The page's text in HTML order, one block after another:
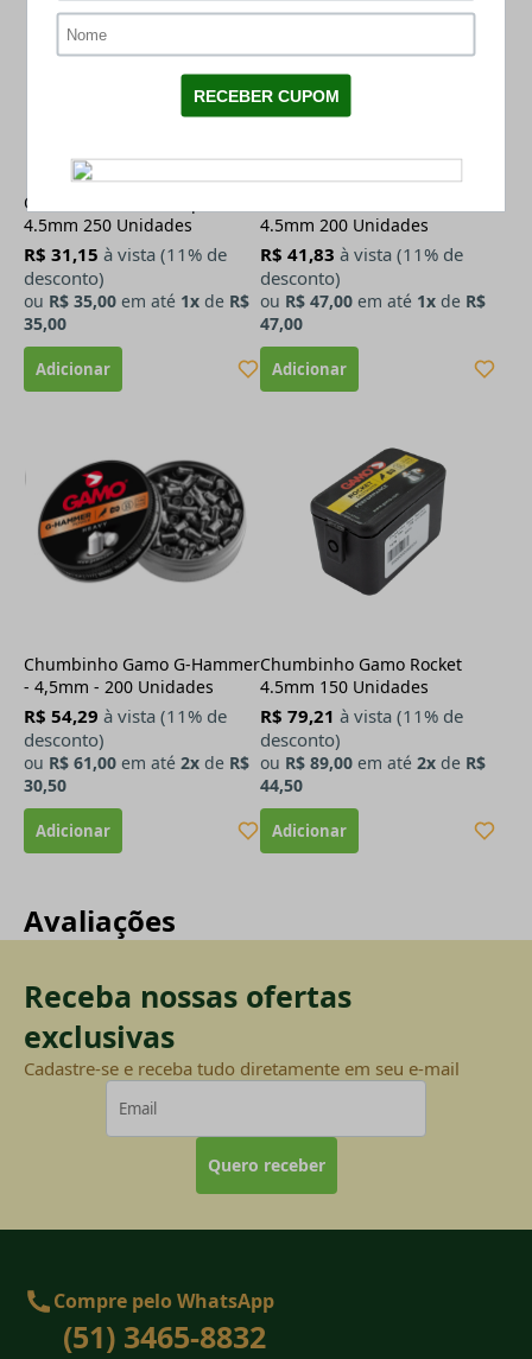
Chumbinho Gamo Expander
4.5mm 250 Unidades
R$ 31,15 à vista (11% de
desconto)
ou R$ 35,00 em até 1x de R$
35,00
4.5mm 200 Unidades
R$ 41,83 à vista (11% de
desconto)
ou R$ 47,00 em até 1x de R$
47,00
Chumbinho Gamo G-Hammer
- 4,5mm - 200 Unidades
R$ 54,29 à vista (11% de
desconto)
ou R$ 61,00 em até 2x de R$
30,50
Chumbinho Gamo Rocket
4.5mm 150 Unidades
R$ 79,21 à vista (11% de
desconto)
ou R$ 89,00 em até 2x de R$
44,50
Avaliações
Receba nossas ofertas
exclusivas
Cadastre-se e receba tudo diretamente em seu e-mail
Quero receber
Compre pelo WhatsApp
(51) 3465-8832